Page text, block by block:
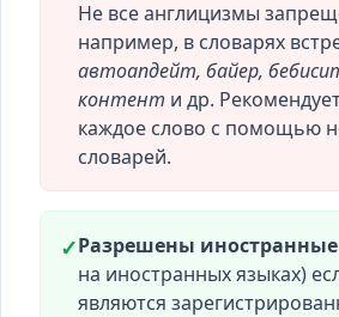
Не все англицизмы
например, в словарях
автоапдейт, байер,
контент и др.
каждое слово с помощью
словарей.
✓Разрешены иностранные
на иностранных языках)
являются